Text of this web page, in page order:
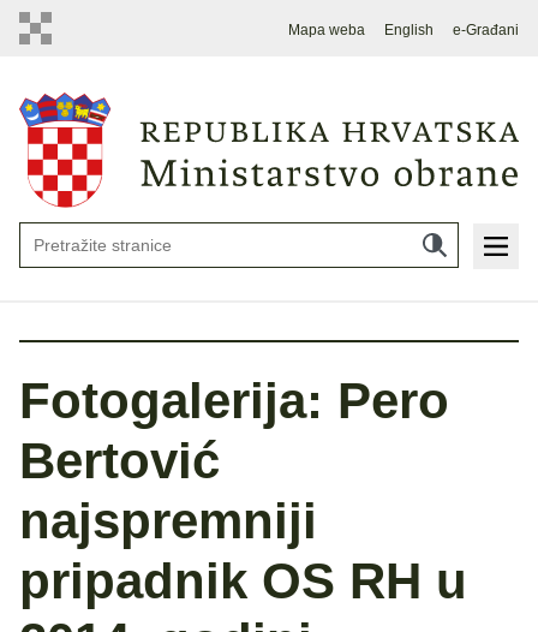
Mapa weba English e-Građani
Fotogalerija: Pero
Bertović
najspremniji
pripadnik OS RH u